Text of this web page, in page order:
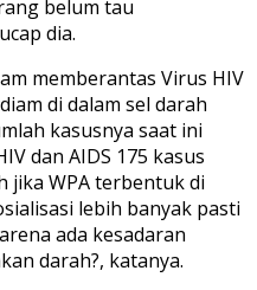
belum tau
dia.
memberantas Virus HIV
di dalam sel darah
kasusnya saat ini
dan AIDS 175 kasus
jika WPA terbentuk di
lebih banyak pasti
ada kesadaran
darah?, katanya.